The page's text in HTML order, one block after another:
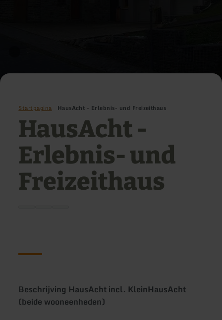
Startpagina HausAcht - Erlebnis- und Freizeithaus
HausAcht -
Erlebnis- und
Freizeithaus
Beschrijving HausAcht incl. KleinHausAcht
(beide wooneenheden)